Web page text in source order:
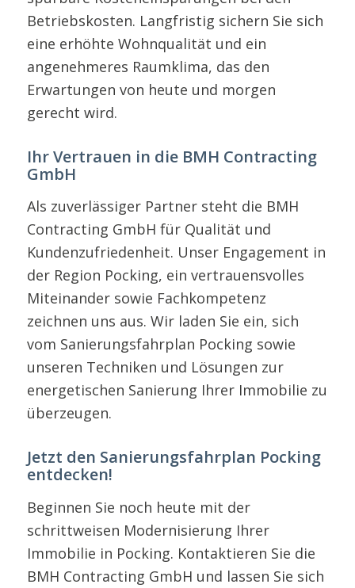
Betriebskosten. Langfristig sichern Sie sich
eine erhöhte Wohnqualität und ein
angenehmeres Raumklima, das den
Erwartungen von heute und morgen
gerecht wird.
Ihr Vertrauen in die BMH Contracting
GmbH
Als zuverlässiger Partner steht die BMH
Contracting GmbH für Qualität und
Kundenzufriedenheit. Unser Engagement in
der Region Pocking, ein vertrauensvolles
Miteinander sowie Fachkompetenz
zeichnen uns aus. Wir laden Sie ein, sich
vom Sanierungsfahrplan Pocking sowie
unseren Techniken und Lösungen zur
energetischen Sanierung Ihrer Immobilie zu
überzeugen.
Jetzt den Sanierungsfahrplan Pocking
entdecken!
Beginnen Sie noch heute mit der
schrittweisen Modernisierung Ihrer
Immobilie in Pocking. Kontaktieren Sie die
BMH Contracting GmbH und lassen Sie sich